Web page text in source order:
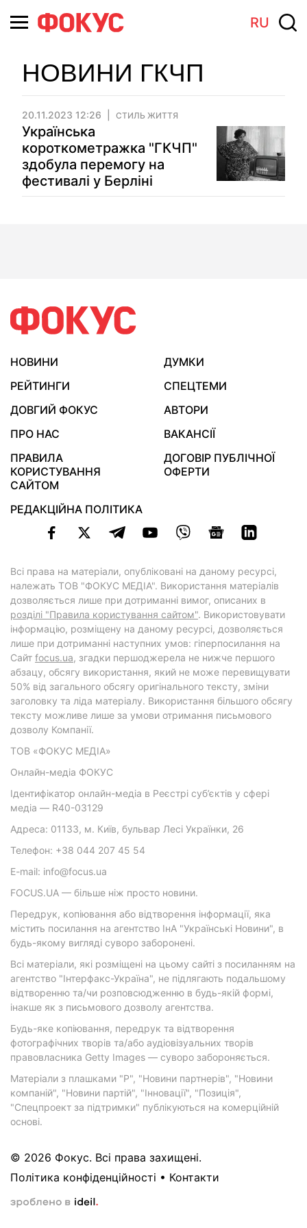
RU
НОВИНИ ГКЧП
20.11.2023 12:26 СТИЛЬ ЖИТТЯ
Українська
короткометражка "ГКЧП"
здобула перемогу на
фестивалі у Берліні
НОВИНИ
ДУМКИ
РЕЙТИНГИ
СПЕЦТЕМИ
ДОВГИЙ ФОКУС
АВТОРИ
ПРО НАС
ВАКАНСІЇ
ПРАВИЛА
КОРИСТУВАННЯ
САЙТОМ
ДОГОВІР ПУБЛІЧНОЇ
ОФЕРТИ
РЕДАКЦІЙНА ПОЛІТИКА
Всі права на матеріали, опубліковані на даному ресурсі,
належать ТОВ "ФОКУС МЕДІА". Використання матеріалів
дозволяється лише при дотриманні вимог, описаних в
розділі "Правила користування сайтом". Використовувати
інформацію, розміщену на даному ресурсі, дозволяється
лише при дотриманні наступних умов: гіперпосилання на
Cайт focus.ua, згадки першоджерела не нижче першого
абзацу, обсягу використання, який не може перевищувати
50% від загального обсягу оригінального тексту, зміни
заголовку та ліда матеріалу. Використання більшого обсягу
тексту можливе лише за умови отримання письмового
дозволу Компанії.
ТОВ «ФОКУС МЕДІА»
Онлайн-медіа ФОКУС
Ідентифікатор онлайн-медіа в Реєстрі суб’єктів у сфері
медіа — R40-03129
Адреса: 01133, м. Київ, бульвар Лесі Українки, 26
Телефон: +38 044 207 45 54
E-mail: info@focus.ua
FOCUS.UA — більше ніж просто новини.
Передрук, копіювання або відтворення інформації, яка
містить посилання на агентство ІнА "Українські Новини", в
будь-якому вигляді суворо заборонені.
Всі матеріали, які розміщені на цьому сайті з посиланням на
агентство "Інтерфакс-Україна", не підлягають подальшому
відтворенню та/чи розповсюдженню в будь-якій формі,
інакше як з письмового дозволу агентства.
Будь-яке копіювання, передрук та відтворення
фотографічних творів та/або аудіовізуальних творів
правовласника Getty Images — суворо забороняється.
Матеріали з плашками "Р", "Новини партнерів", "Новини
компаній", "Новини партій", "Інновації", "Позиція",
"Спецпроект за підтримки" публікуються на комерційній
основі.
© 2026 Фокус. Всі права захищені.
Політика конфіденційності • Контакти